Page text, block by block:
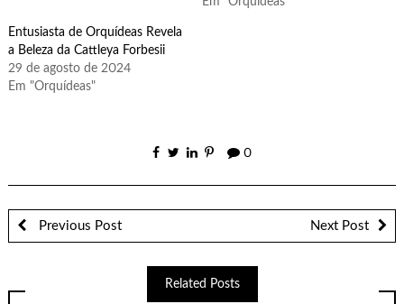
Entusiasta de Orquídeas Revela
a Beleza da Cattleya Forbesii
29 de agosto de 2024
Em "Orquídeas"
0
Previous Post Next Post
Related Posts